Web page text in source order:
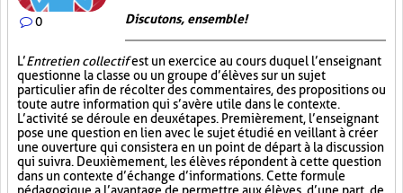
0 Discutons, ensemble!
L’Entretien collectifest un exercice au cours duquel l’enseignant
questionne la classe ou un groupe d’élèves sur un sujet
particulier afin de récolter des commentaires, des propositions ou
toute autre information qui s’avère utile dans le contexte.
L’activité se déroule en deux étapes. Premièrement, l’enseignant
pose une question en lien avec le sujet étudié en veillant à créer
une ouverture qui consistera en un point de départ à la discussion
qui suivra. Deuxièmement, les élèves répondent à cette question
dans un contexte d’échange d’informations. Cette formule